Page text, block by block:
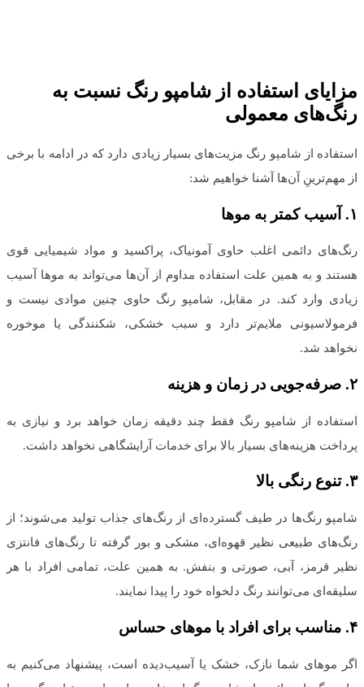
مزایای استفاده از شامپو رنگ نسبت به
رنگ‌های معمولی
استفاده از شامپو رنگ مزیت‌های بسیار زیادی دارد که در ادامه با برخی
از مهم‌ترینِ آن‌ها آشنا خواهیم شد:
۱. آسیب کمتر به موها
رنگ‌های دائمی اغلب حاوی آمونیاک، پراکسید و مواد شیمیایی قوی
هستند و به همین علت استفاده مداوم از آن‌ها می‌تواند به موها آسیب
زیادی وارد کند. در مقابل، شامپو رنگ حاوی چنین موادی نیست و
فرمولاسیونی ملایم‌تر دارد و سبب خشکی، شکنندگی یا موخوره
نخواهد شد.
۲. صرفه‌جویی در زمان و هزینه
استفاده از شامپو رنگ فقط چند دقیقه زمان خواهد برد و نیازی به
پرداخت هزینه‌های بسیار بالا برای خدمات آرایشگاهی نخواهد داشت.
۳.تنوع رنگی بالا
شامپو رنگ‌‌ها در طیف گسترده‌ای از رنگ‌های جذاب تولید می‌شوند؛ از
رنگ‌های طبیعی نظیر قهوه‌ای، مشکی و بور گرفته تا رنگ‌های فانتزی
نظیر قرمز، آبی، صورتی و بنفش. به همین علت، تمامی افراد با هر
سلیقه‌ای می‌توانند رنگ دلخواه خود را پیدا نمایند.
۴. مناسب برای افراد با موهای حساس
اگر موهای شما نازک، خشک یا آسیب‌دیده است، پیشنهاد می‌کنیم به